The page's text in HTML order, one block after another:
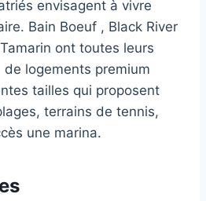
envisagent à vivre
Bain Boeuf , Black River
ont toutes leurs
logements premium
tailles qui proposent
terrains de tennis,
une marina.